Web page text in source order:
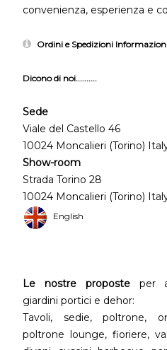
convenienza, esperienza e
Ordini e Spedizioni
Dicono di noi..........
Sede
Viale del Castello 46
10024 Moncalieri (Torino)
Show-room
Strada Torino 28
10024 Moncalieri (Torino)
English
Le nostre proposteper
giardini portici e dehor:
Tavoli, sedie, poltrone,
poltrone lounge, fioriere,